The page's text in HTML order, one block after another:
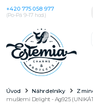
+420 775 058 977
(Po–Pá 9–17 hod.)
Úvod Náhrdelníky Z
mušlemi Delight - Ag925